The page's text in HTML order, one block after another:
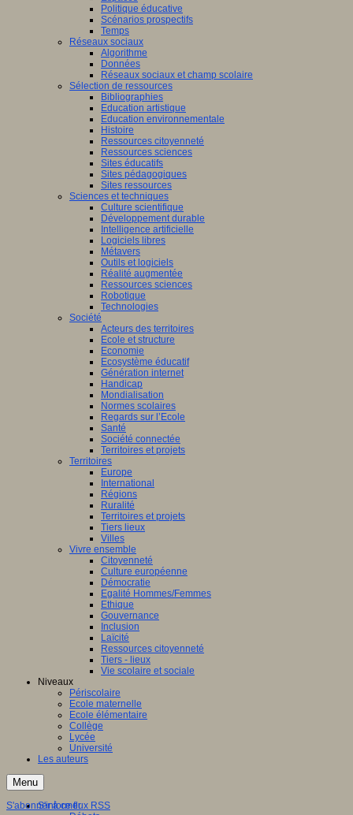
Politique éducative
Scénarios prospectifs
Temps
Réseaux sociaux
Algorithme
Données
Réseaux sociaux et champ scolaire
Sélection de ressources
Bibliographies
Education artistique
Education environnementale
Histoire
Ressources citoyenneté
Ressources sciences
Sites éducatifs
Sites pédagogiques
Sites ressources
Sciences et techniques
Culture scientifique
Développement durable
Intelligence artificielle
Logiciels libres
Métavers
Outils et logiciels
Réalité augmentée
Ressources sciences
Robotique
Technologies
Société
Acteurs des territoires
Ecole et structure
Economie
Ecosystème éducatif
Génération internet
Handicap
Mondialisation
Normes scolaires
Regards sur l’Ecole
Santé
Société connectée
Territoires et projets
Territoires
Europe
International
Régions
Ruralité
Territoires et projets
Tiers lieux
Villes
Vivre ensemble
Citoyenneté
Culture européenne
Démocratie
Egalité Hommes/Femmes
Ethique
Gouvernance
Inclusion
Laïcité
Ressources citoyenneté
Tiers - lieux
Vie scolaire et sociale
Niveaux
Périscolaire
Ecole maternelle
Ecole élémentaire
Collège
Lycée
Université
Les auteurs
Menu
S'informer
S'abonner à ce flux RSS